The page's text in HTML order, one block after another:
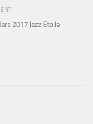
2017 Jazz Etoile